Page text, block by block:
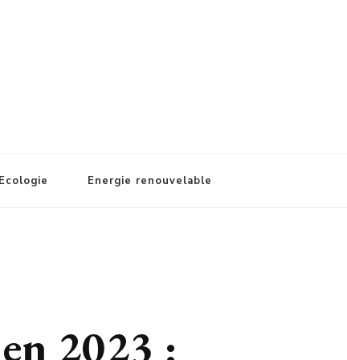
Ecologie Energie renouvelable
2023 :